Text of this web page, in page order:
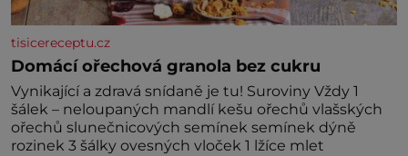
tisicereceptu.cz
Domácí ořechová granola bez cukru
Vynikající a zdravá snídaně je tu! Suroviny Vždy 1
šálek – neloupaných mandlí kešu ořechů vlašských
ořechů slunečnicových semínek semínek dýně
rozinek 3 šálky ovesných vloček 1 lžíce mlet